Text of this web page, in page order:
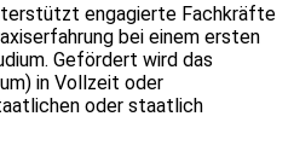
engagierte Fachkräfte
bei einem ersten
Gefördert wird das
in Vollzeit oder
oder staatlich